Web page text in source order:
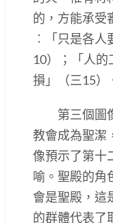
的，方能承受
︰「只是各
10）；「人
損」（三15）
第三個圖像
教會成為聖潔
像預示了第十
喻。聖殿的角
會是聖殿，這
的群體代表了